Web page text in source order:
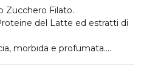
Zucchero Filato.
del Latte ed estratti di
morbida e profumata.